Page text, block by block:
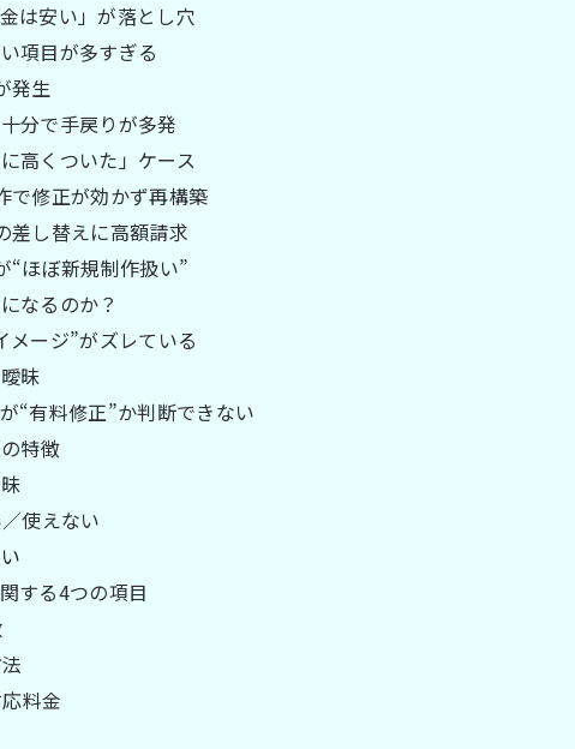
は安い」が落とし穴
項目が多すぎる
発生
分で手戻りが多発
高くついた」ケース
で修正が効かず再構築
差し替えに高額請求
“ほぼ新規制作扱い”
なるのか？
メージ”がズレている
昧
“有料修正”か判断できない
特徴
使えない
する4つの項目
料金